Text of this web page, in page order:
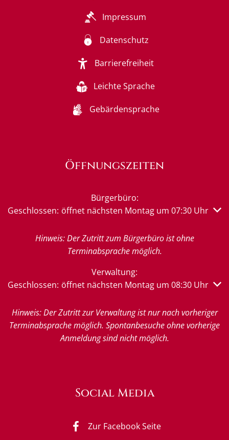
Impressum
Datenschutz
Barrierefreiheit
Leichte Sprache
Gebärdensprache
Öffnungszeiten
Bürgerbüro:
Klicken, um weitere Öffnungs- oder Schließzeiten
Geschlossen: öffnet nächsten Montag um 07:30 Uhr
Hinweis: Der Zutritt zum Bürgerbüro ist ohne
Terminabsprache möglich.
Verwaltung:
Klicken, um weitere Öffnungs- oder Schließzeiten
Geschlossen: öffnet nächsten Montag um 08:30 Uhr
Hinweis: Der Zutritt zur Verwaltung ist nur nach vorheriger
Terminabsprache möglich. Spontanbesuche ohne vorherige
Anmeldung sind nicht möglich.
Social Media
Zur Facebook Seite